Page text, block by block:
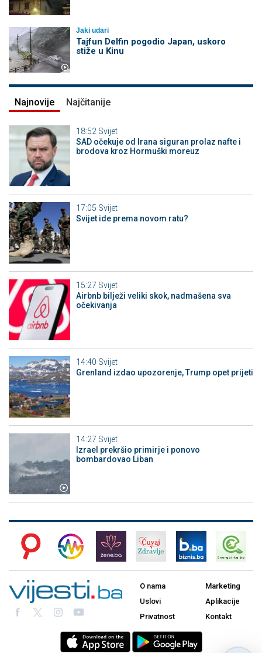
Jaki udari
Tajfun Delfin pogodio Japan, uskoro
stiže u Kinu
Najnovije Najčitanije
18:52 Svijet
SAD očekuje od Irana siguran prolaz nafte i
brodova kroz Hormuški moreuz
17:05 Svijet
Svijet ide prema novom ratu?
15:27 Svijet
Airbnb bilježi veliki skok, nadmašena sva
očekivanja
14:40 Svijet
Grenland izdao upozorenje, Trump opet prijeti
14:27 Svijet
Izrael prekršio primirje i ponovo
bombardovao Liban
O nama
Uslovi
Privatnost
Marketing
Aplikacije
Kontakt